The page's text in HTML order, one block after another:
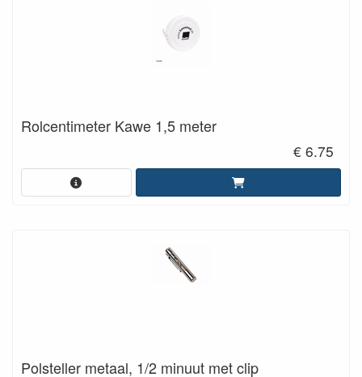
Rolcentimeter Kawe 1,5 meter
€ 6.75
Polsteller metaal, 1/2 minuut met clip